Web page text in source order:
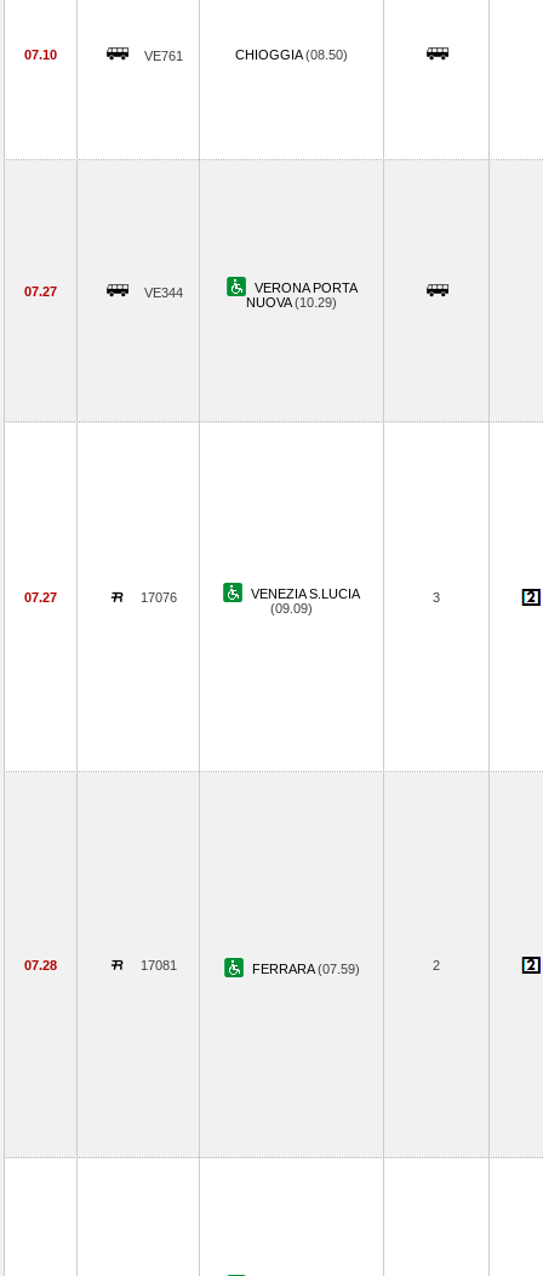
07.10 VE761 CHIOGGIA(08.50)
07.27 VE344
VERONA PORTA
NUOVA(10.29)
07.27 17076
VENEZIA S.LUCIA
(09.09)
3
07.28 17081 FERRARA(07.59) 2